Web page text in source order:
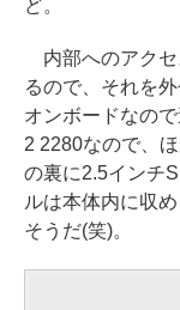
ど。
内部へのアクセ
るので、それを
オンボードなの
2 2280なので、
の裏に2.5インチ
ルは本体内に収
そうだ(笑)。